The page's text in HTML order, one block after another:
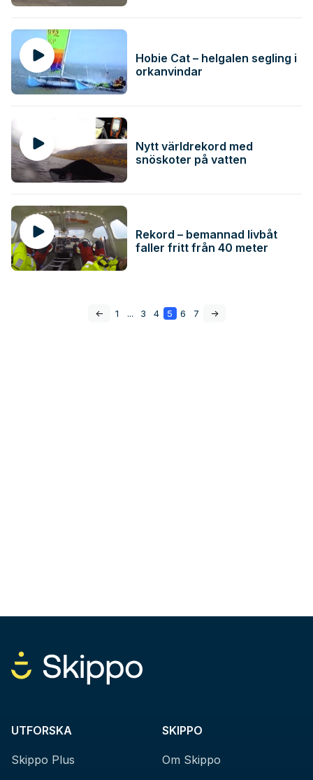
Hobie Cat – helgalen segling i
orkanvindar
Nytt världrekord med
snöskoter på vatten
Rekord – bemannad livbåt
faller fritt från 40 meter
<- 1 ... 3 4 5 6 7 ->
UTFORSKA
Skippo Plus
SKIPPO
Om Skippo